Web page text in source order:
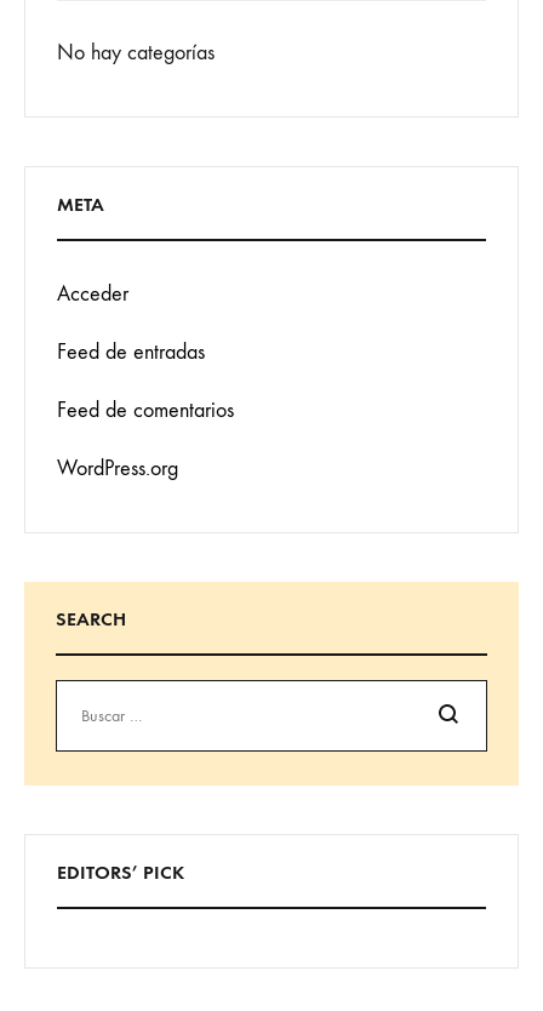
No hay categorías
META
Acceder
Feed de entradas
Feed de comentarios
WordPress.org
SEARCH
Buscar
EDITORS’ PICK